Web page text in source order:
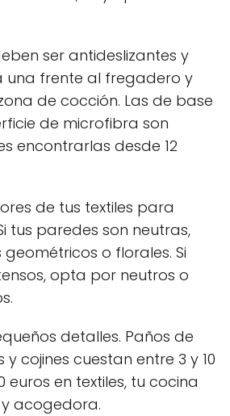
ser antideslizantes y
una frente al fregadero y
de cocción. Las de base
de microfibra son
encontrarlas desde 12
de tus textiles para
tus paredes son neutras,
o florales. Si
opta por neutros o
detalles. Paños de
cojines cuestan entre 3 y 10
euros en textiles, tu cocina
acogedora.